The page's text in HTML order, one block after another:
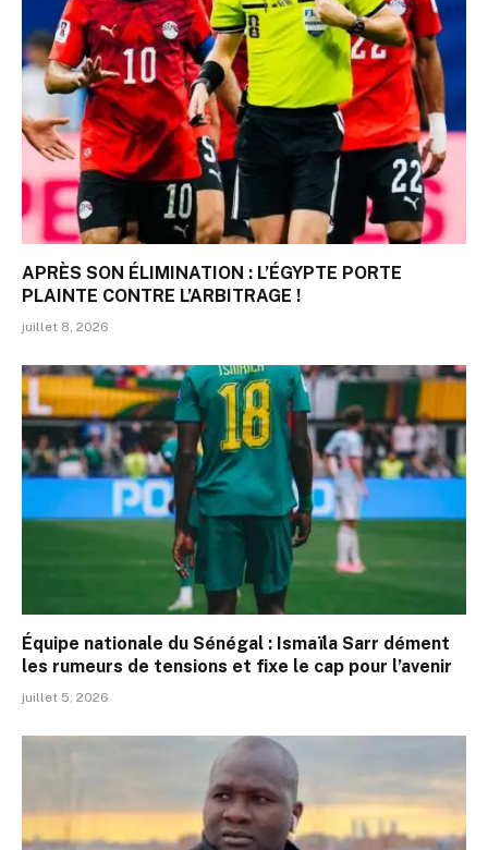
APRÈS SON ÉLIMINATION : L’ÉGYPTE PORTE
PLAINTE CONTRE L’ARBITRAGE !
juillet 8, 2026
Équipe nationale du Sénégal : Ismaïla Sarr dément
les rumeurs de tensions et fixe le cap pour l’avenir
juillet 5, 2026